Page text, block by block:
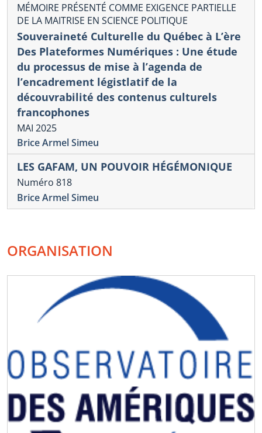
MÉMOIRE PRÉSENTÉ COMME EXIGENCE PARTIELLE
DE LA MAITRISE EN SCIENCE POLITIQUE
Souveraineté Culturelle du Québec à L’ère
Des Plateformes Numériques : Une étude
du processus de mise à l’agenda de
l’encadrement légistlatif de la
découvrabilité des contenus culturels
francophones
MAI 2025
Brice Armel Simeu
LES GAFAM, UN POUVOIR HÉGÉMONIQUE
Numéro 818
Brice Armel Simeu
ORGANISATION